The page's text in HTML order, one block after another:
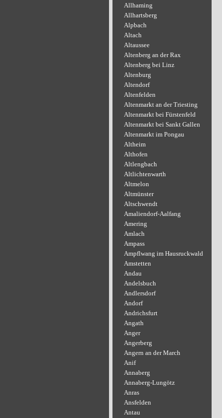
Allhaming
Allhartsberg
Alpbach
Altach
Altaussee
Altenberg an der Rax
Altenberg bei Linz
Altenburg
Altendorf
Altenfelden
Altenmarkt an der Triesting
Altenmarkt bei Fürstenfeld
Altenmarkt bei Sankt Gallen
Altenmarkt im Pongau
Altheim
Althofen
Altlengbach
Altlichtenwarth
Altmelon
Altmünster
Altschwendt
Amaliendorf-Aalfang
Amering
Amlach
Ampass
Ampflwang im Hausruckwald
Amstetten
Andau
Andelsbuch
Andlersdorf
Andorf
Andrichsfurt
Angath
Anger
Angerberg
Angern an der March
Anif
Annaberg
Annaberg-Lungötz
Anras
Ansfelden
Antau